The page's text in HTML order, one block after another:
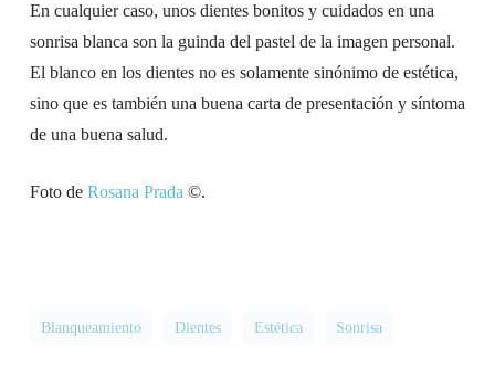
En cualquier caso, unos dientes bonitos y cuidados en una
sonrisa blanca son la guinda del pastel de la imagen personal.
El blanco en los dientes no es solamente sinónimo de estética,
sino que es también una buena carta de presentación y síntoma
de una buena salud.
Foto de Rosana Prada ©.
Blanqueamiento Dientes Estética Sonrisa